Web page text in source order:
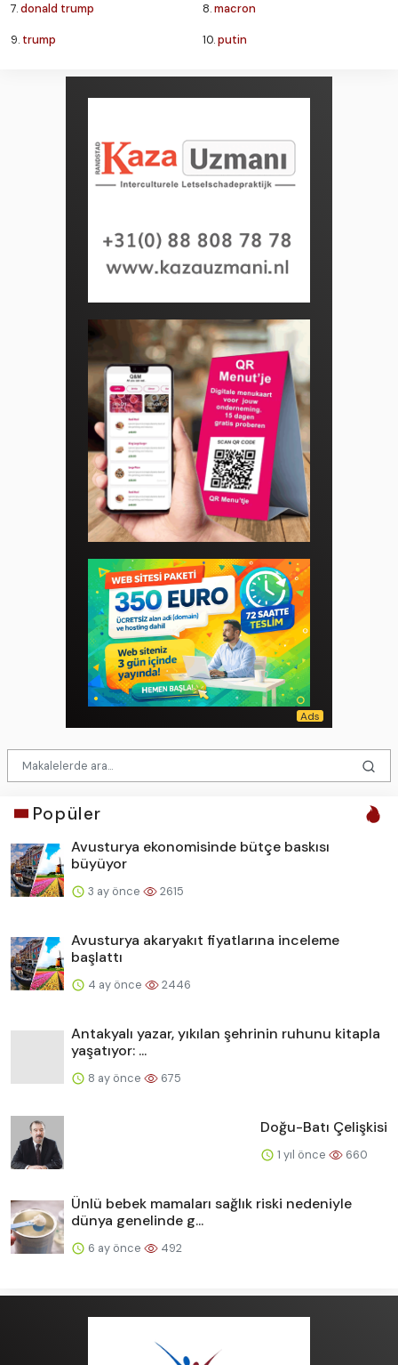
7.donald trump 8.macron
9. trump 10.putin
Popüler
Avusturya ekonomisinde bütçe baskısı
büyüyor
3 ay önce 2615
Avusturya akaryakıt fiyatlarına inceleme
başlattı
4 ay önce 2446
Antakyalı yazar, yıkılan şehrinin ruhunu kitapla
yaşatıyor: ...
8 ay önce 675
Doğu-Batı Çelişkisi
1 yıl önce 660
Ünlü bebek mamaları sağlık riski nedeniyle
dünya genelinde g...
6 ay önce 492